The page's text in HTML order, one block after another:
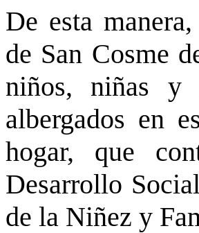
De esta
de San Cosme
niños, niñas y
albergados en
hogar, que
Desarrollo
de la Niñez y